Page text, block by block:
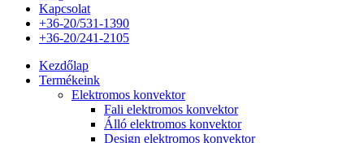
Kapcsolat
+36-20/531-1390
+36-20/241-2105
Kezdőlap
Termékeink
Elektromos konvektor
Fali elektromos konvektor
Álló elektromos konvektor
Design elektromos konvektor